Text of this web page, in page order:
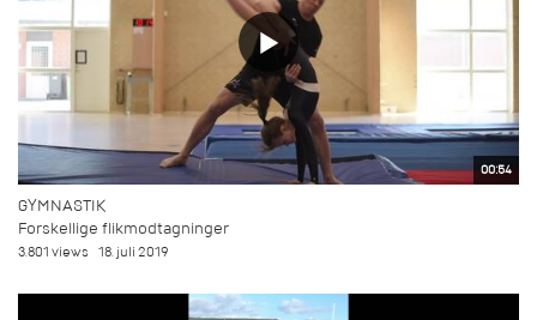
00:54
GYMNASTIK
Forskellige flikmodtagninger
3.801 views 18. juli 2019